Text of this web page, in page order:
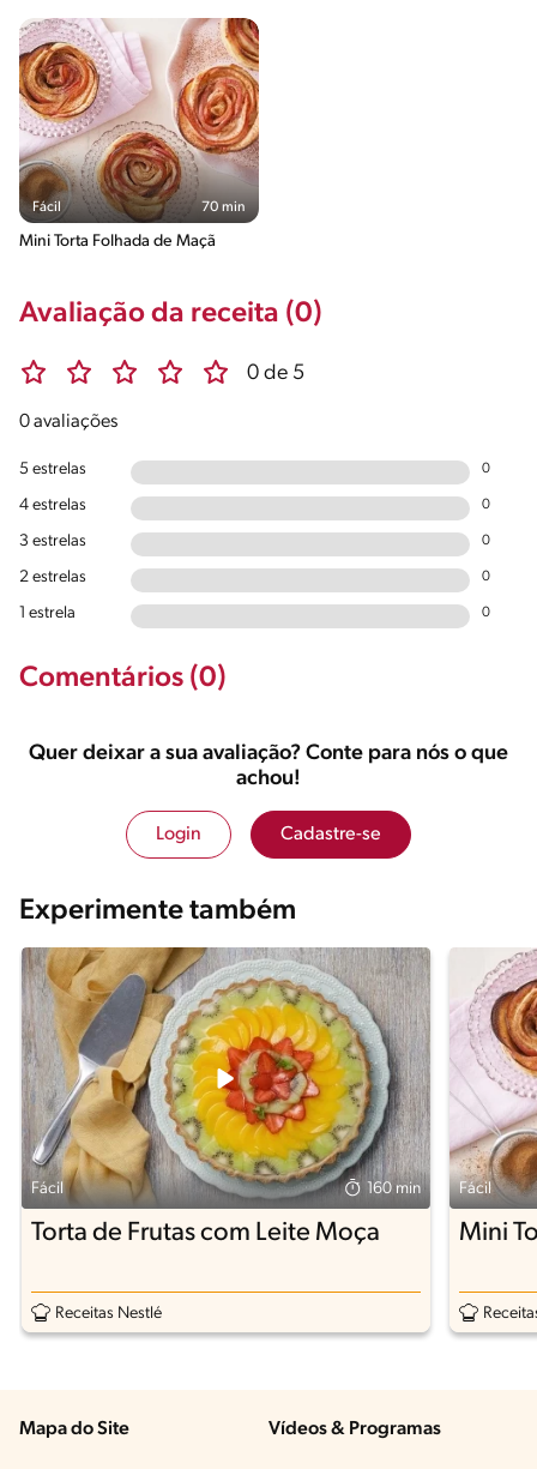
Fácil 70 min
Mini Torta Folhada de Maçã
Avaliação da receita (0)
0 de 5
0 avaliações
5 estrelas 0
4 estrelas 0
3 estrelas 0
2 estrelas 0
1 estrela 0
Comentários (0)
Quer deixar a sua avaliação? Conte para nós o que
achou!
Login Cadastre-se
Experimente também
Fácil 160 min
Torta de Frutas com Leite Moça
Receitas Nestlé
Fácil
Mini
Mapa do Site Vídeos & Programas​